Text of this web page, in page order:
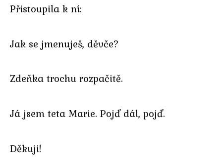
Přistoupila k ní:
Jak se jmenuješ, děvče?
Zdeňka trochu rozpačitě.
Já jsem teta Marie. Pojď dál, pojď.
Děkuji!